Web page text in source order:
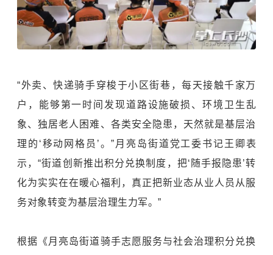
“外卖、快递骑手穿梭于小区街巷，每天接触千家万
户，能够第一时间发现道路设施破损、环境卫生乱
象、独居老人困难、各类安全隐患，天然就是基层治
理的‘移动网格员’。”月亮岛街道党工委书记王卿表
示，“街道创新推出积分兑换制度，把‘随手报隐患’转
化为实实在在暖心福利，真正把新业态从业人员从服
务对象转变为基层治理生力军。”
根据《月亮岛街道骑手志愿服务与社会治理积分兑换